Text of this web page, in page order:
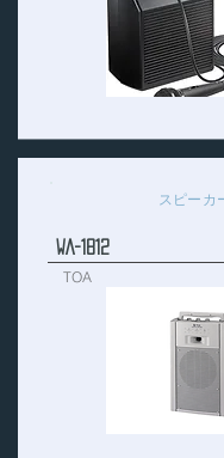
スピーカ
WA-1812
TOA